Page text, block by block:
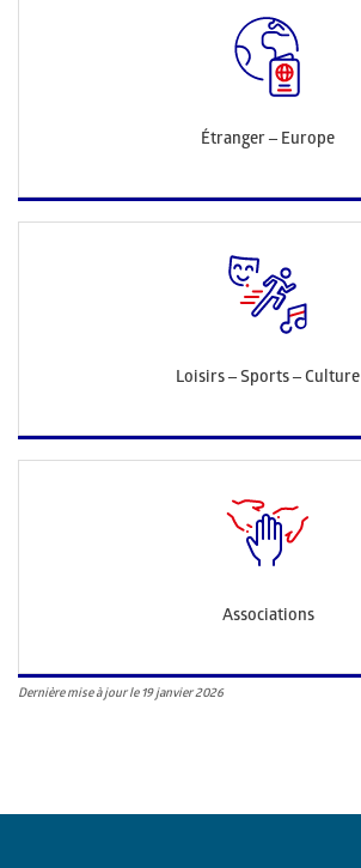
Étranger – Europe
Loisirs – Sports – Culture
Associations
Dernière mise à jour le 19 janvier 2026